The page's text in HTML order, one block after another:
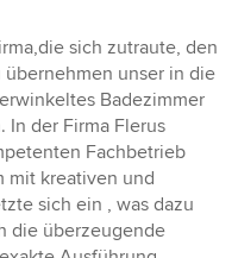
sich zutraute, den
unser in die
Badezimmer
In der Firma Flerus
Fachbetrieb
mit kreativen und
sich ein , was dazu
die überzeugende